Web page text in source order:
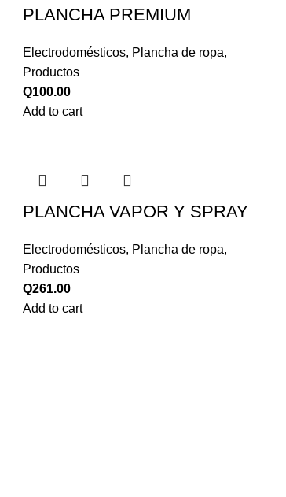
PLANCHA PREMIUM
Electrodomésticos, Plancha de ropa,
Productos
Q100.00
Add to cart
PLANCHA VAPOR Y SPRAY
Electrodomésticos, Plancha de ropa,
Productos
Q261.00
Add to cart